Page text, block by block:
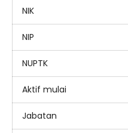
NIK
NIP
NUPTK
Aktif mulai
Jabatan